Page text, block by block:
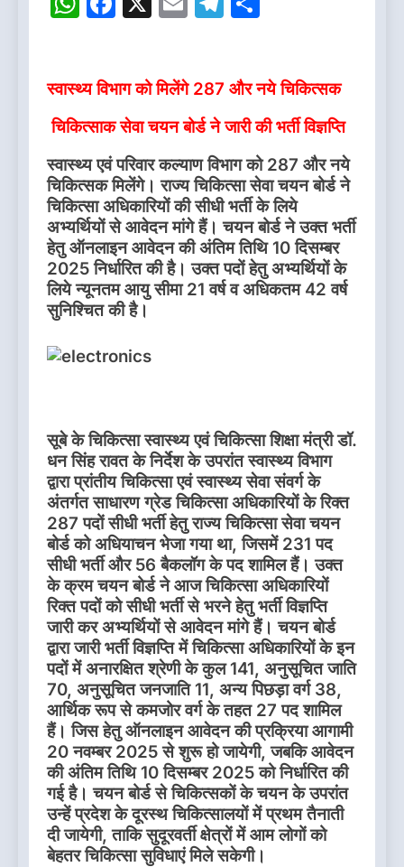
स्वास्थ्य विभाग को मिलेंगे 287 और नये चिकित्सक
चिकित्साक सेवा चयन बोर्ड ने जारी की भर्ती विज्ञप्ति
स्वास्थ्य एवं परिवार कल्याण विभाग को 287 और नये
चिकित्सक मिलेंगे। राज्य चिकित्सा सेवा चयन बोर्ड ने
चिकित्सा अधिकारियों की सीधी भर्ती के लिये
अभ्यर्थियों से आवेदन मांगे हैं। चयन बोर्ड ने उक्त भर्ती
हेतु ऑनलाइन आवेदन की अंतिम तिथि 10 दिसम्बर
2025 निर्धारित की है। उक्त पदों हेतु अभ्यर्थियों के
लिये न्यूनतम आयु सीमा 21 वर्ष व अधिकतम 42 वर्ष
सुनिश्चित की है।
सूबे के चिकित्सा स्वास्थ्य एवं चिकित्सा शिक्षा मंत्री डॉ.
धन सिंह रावत के निर्देश के उपरांत स्वास्थ्य विभाग
द्वारा प्रांतीय चिकित्सा एवं स्वास्थ्य सेवा संवर्ग के
अंतर्गत साधारण ग्रेड चिकित्सा अधिकारियों के रिक्त
287 पदों सीधी भर्ती हेतु राज्य चिकित्सा सेवा चयन
बोर्ड को अधियाचन भेजा गया था, जिसमें 231 पद
सीधी भर्ती और 56 बैकलॉग के पद शामिल हैं। उक्त
के क्रम चयन बोर्ड ने आज चिकित्सा अधिकारियों
रिक्त पदों को सीधी भर्ती से भरने हेतु भर्ती विज्ञप्ति
जारी कर अभ्यर्थियों से आवेदन मांगे हैं। चयन बोर्ड
द्वारा जारी भर्ती विज्ञप्ति में चिकित्सा अधिकारियों के इन
पदों में अनारक्षित श्रेणी के कुल 141, अनुसूचित जाति
70, अनुसूचित जनजाति 11, अन्य पिछड़ा वर्ग 38,
आर्थिक रूप से कमजोर वर्ग के तहत 27 पद शामिल
हैं। जिस हेतु ऑनलाइन आवेदन की प्रक्रिया आगामी
20 नवम्बर 2025 से शुरू हो जायेगी, जबकि आवेदन
की अंतिम तिथि 10 दिसम्बर 2025 को निर्धारित की
गई है। चयन बोर्ड से चिकित्सकों के चयन के उपरांत
उन्हें प्रदेश के दूरस्थ चिकित्सालयों में प्रथम तैनाती
दी जायेगी, ताकि सुदूरवर्ती क्षेत्रों में आम लोगों को
बेहतर चिकित्सा सुविधाएं मिले सकेगी।